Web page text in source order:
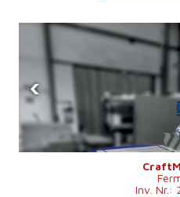
‹
Inv. Nr.: